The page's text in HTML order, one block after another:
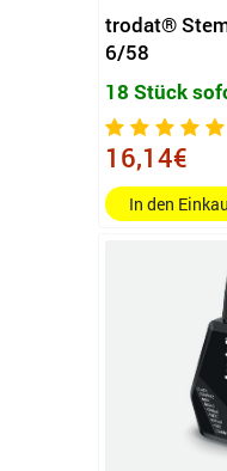
trodat®
6/58
18 Stück
16,14€
In den